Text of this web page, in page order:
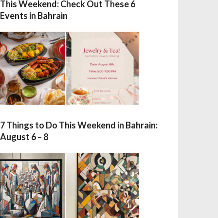
This Weekend: Check Out These 6
Events in Bahrain
7 Things to Do This Weekend in Bahrain:
August 6 – 8